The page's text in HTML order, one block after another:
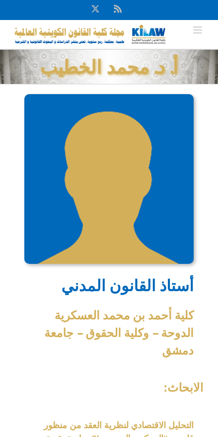
to
content
Rss
X
أ. د. محمد الخطيب
أستاذ القانون المدني
كلية أحمد بن محمد العسكرية
الدوحة – وكلية الحقوق – جامعة
دمشق
الابحاث:
التحليل الاقتصادي لنظرية العقد من منظور